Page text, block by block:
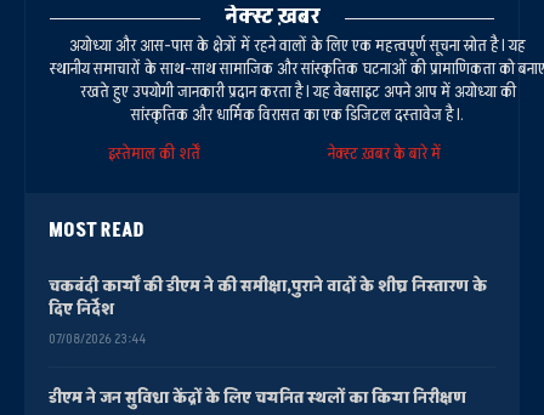
नेक्स्ट ख़बर
अयोध्या और आस-पास के क्षेत्रों में रहने वालों के लिए एक महत्वपूर्ण सूचना स्रोत है। यह
स्थानीय समाचारों के साथ-साथ सामाजिक और सांस्कृतिक घटनाओं की प्रामाणिकता को बनाए
रखते हुए उपयोगी जानकारी प्रदान करता है। यह वेबसाइट अपने आप में अयोध्या की
सांस्कृतिक और धार्मिक विरासत का एक डिजिटल दस्तावेज है।.
इस्तेमाल की शर्तें
नेक्स्ट ख़बर के बारे में
MOST READ
चकबंदी कार्यों की डीएम ने की समीक्षा,पुराने वादों के शीघ्र निस्तारण के
दिए निर्देश
07/08/2026 23:44
डीएम ने जन सुविधा केंद्रों के लिए चयनित स्थलों का किया निरीक्षण